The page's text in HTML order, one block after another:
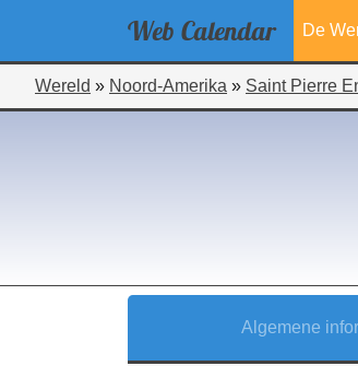
Web Calendar De
Wereld » Noord-Amerika » Saint Pierre
Algemene